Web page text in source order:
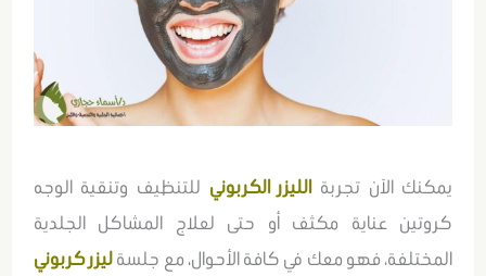
يمكنك الآن تجربةالليزر الكربوني للتنظيف وتنقية الوجه
كروتين عناية مكثف أو حتى لعلاج المشاكل الجلدية
المختلفة، فهو معك في كافة الأحوال، مع جلسةليزر كربوني